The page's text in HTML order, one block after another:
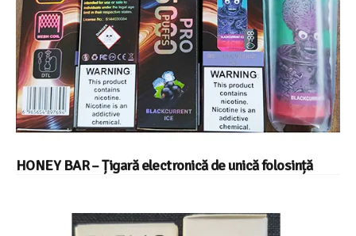
HONEY BAR – Țigară electronică de unică folosință